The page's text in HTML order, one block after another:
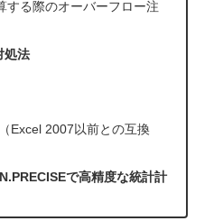
する際のオーバーフロー注
処法
Excel 2007以前との互換
で高精度な統計計